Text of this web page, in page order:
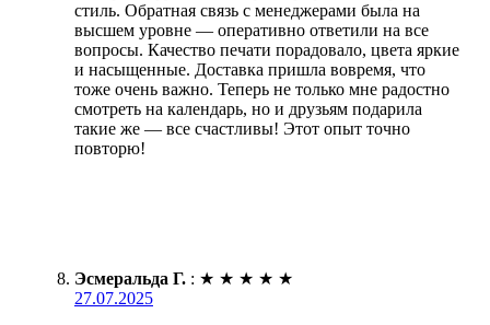
стиль. Обратная связь с менеджерами была на
высшем уровне — оперативно ответили на все
вопросы. Качество печати порадовало, цвета яркие
и насыщенные. Доставка пришла вовремя, что
тоже очень важно. Теперь не только мне радостно
смотреть на календарь, но и друзьям подарила
такие же — все счастливы! Этот опыт точно
повторю!
Эсмеральда Г. : ★ ★ ★ ★ ★
27.07.2025